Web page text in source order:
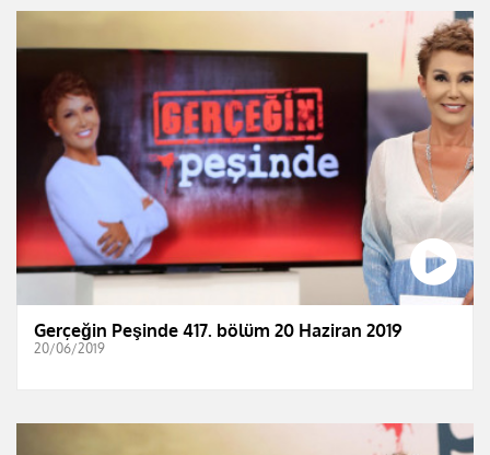
Gerçeğin Peşinde 417. bölüm 20 Haziran 2019
20/06/2019